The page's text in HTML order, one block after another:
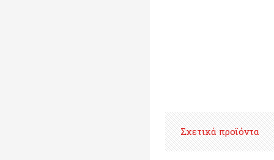
Σχετικά προϊόντα